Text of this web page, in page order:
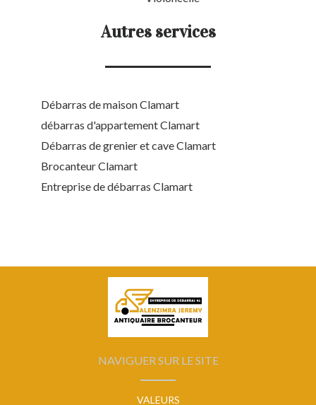
Autres services
Débarras de maison Clamart
débarras d'appartement Clamart
Débarras de grenier et cave Clamart
Brocanteur Clamart
Entreprise de débarras Clamart
NAVIGUER SUR LE SITE
VALEURS